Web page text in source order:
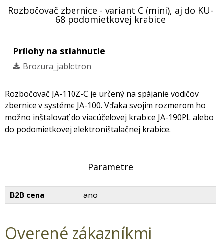
Rozbočovač zbernice - variant C (mini), aj do KU-
68 podomietkovej krabice
Prílohy na stiahnutie
Brozura_jablotron
Rozbočovač JA-110Z-C je určený na spájanie vodičov
zbernice v systéme JA-100. Vďaka svojim rozmerom ho
možno inštalovať do viacúčelovej krabice JA-190PL alebo
do podomietkovej elektroništalačnej krabice.
Parametre
B2B cena ano
Overené zákazníkmi